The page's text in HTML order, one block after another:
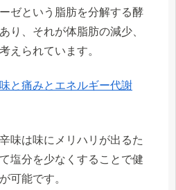
ゼという脂肪を分解する酵
り、それが体脂肪の減少、
えられています。
と痛みとエネルギー代謝
味は味にメリハリが出るた
塩分を少なくすることで健
可能です。